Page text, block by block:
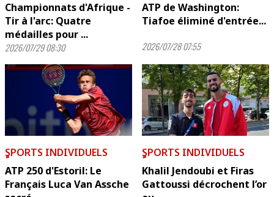
Championnats d'Afrique -
Tir à l'arc: Quatre
médailles pour ...
2026/07/29 08:30
ATP de Washington:
Tiafoe éliminé d'entrée...
2026/07/28 07:55
ٍSPORTS INDIVIDUELS
ATP 250 d'Estoril: Le
Français Luca Van Assche
ٍSPORTS INDIVIDUELS
Khalil Jendoubi et Firas
Gattoussi décrochent l’or